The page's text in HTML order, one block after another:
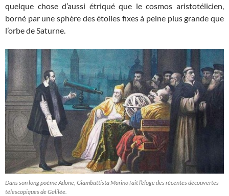
quelque chose d’aussi étriqué que le cosmos aristotélicien,
borné par une sphère des étoiles fixes à peine plus grande que
l’orbe de Saturne.
Dans son long poème Adone, Giambattista Marino fait l’éloge des récentes découvertes
télescopiques de Galilée.